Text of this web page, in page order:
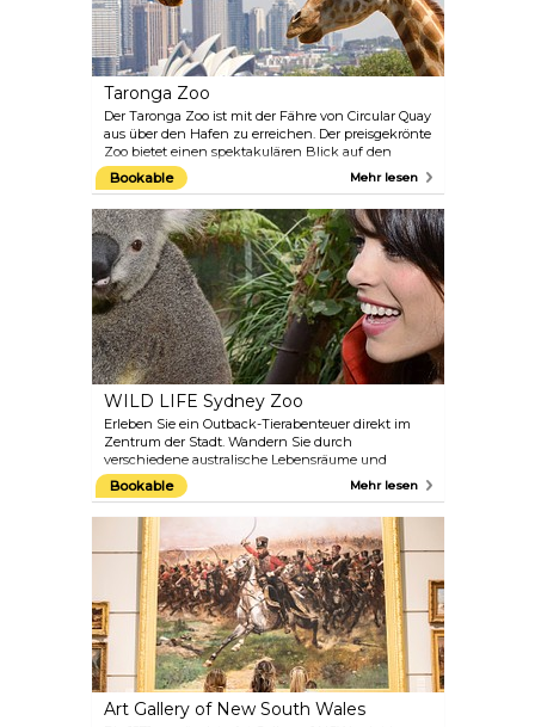
Taronga Zoo
Der Taronga Zoo ist mit der Fähre von Circular Quay
aus über den Hafen zu erreichen. Der preisgekrönte
Zoo bietet einen spektakulären Blick auf den
Hafen und beherbergt mehr als 4.000 Tiere.
Kängurus, Koalas, Schnabeltiere, Wombats,
Wallabys, Emus und Krokodile leben in diesem
zoologischen Garten Seite an Seite mit Gorillas,
Tigern, Schneeleoparden, Bären, Schimpansen,
Giraffen, Zebras und Elefanten. Der Zoo ist ein Muss
für Familien und Menschen jeden Alters. Verpassen
Sie nicht die beeindruckenden Vogel- und
Robbenshows.
Bookable Mehr lesen
WILD LIFE Sydney Zoo
Erleben Sie ein Outback-Tierabenteuer direkt im
Zentrum der Stadt. Wandern Sie durch
verschiedene australische Lebensräume und
begegnen Sie einigen der beliebtesten,
gefürchtetsten und einzigartigsten einheimischen
Tiere. Treffen Sie das riesige Krokodil Rex, begrüßen
Sie Kängurus, Wallabys und Emus, begegnen Sie
knuddeligen Koalas, wunderschönen
Schmetterlingen und vielem mehr! WILD LIFE
Sydney Zoo bietet interaktive Ausstellungen und
tägliche Tierpflegergespräche. Auf der WILD Flight
Seilbahn können Sie sogar über Rex fliegen.
Bookable Mehr lesen
Art Gallery of New South Wales